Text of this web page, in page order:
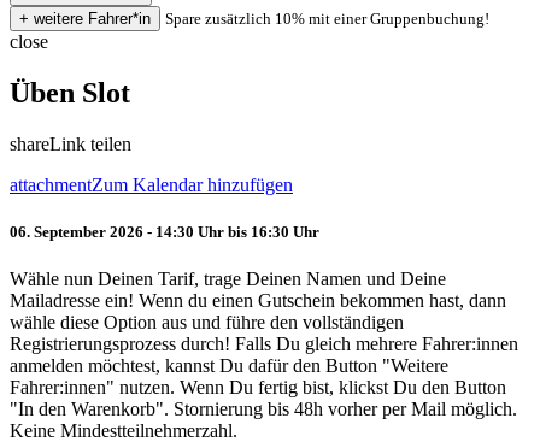
Spare zusätzlich 10% mit einer Gruppenbuchung!
close
Üben Slot
shareLink teilen
attachmentZum Kalendar hinzufügen
06. September 2026 - 14:30 Uhr bis 16:30 Uhr
Wähle nun Deinen Tarif, trage Deinen Namen und Deine
Mailadresse ein! Wenn du einen Gutschein bekommen hast, dann
wähle diese Option aus und führe den vollständigen
Registrierungsprozess durch! Falls Du gleich mehrere Fahrer:innen
anmelden möchtest, kannst Du dafür den Button "Weitere
Fahrer:innen" nutzen. Wenn Du fertig bist, klickst Du den Button
"In den Warenkorb". Stornierung bis 48h vorher per Mail möglich.
Keine Mindestteilnehmerzahl.